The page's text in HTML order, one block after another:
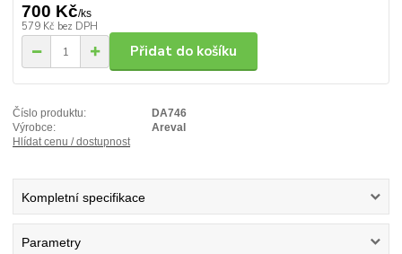
700 Kč/ks
579 Kč bez DPH
Přidat do košíku
Číslo produktu:
DA746
Výrobce:
Areval
Hlídat cenu / dostupnost
Kompletní specifikace
Parametry